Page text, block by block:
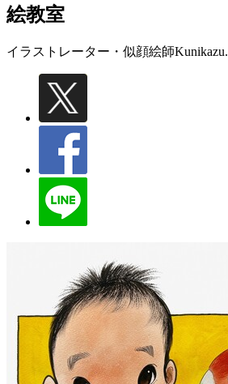
絵教室
イラストレーター・似顔絵師Kunikazu.